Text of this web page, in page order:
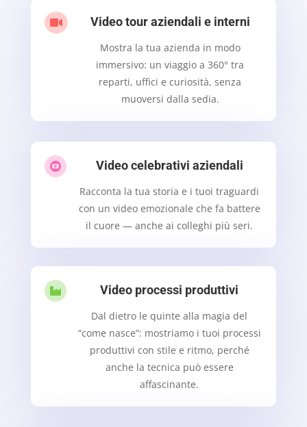
 Video tour aziendali e interni
Mostra la tua azienda in modo
immersivo: un viaggio a 360° tra
reparti, uffici e curiosità, senza
muoversi dalla sedia.
 Video celebrativi aziendali
Racconta la tua storia e i tuoi traguardi
con un video emozionale che fa battere
il cuore — anche ai colleghi più seri.
 Video processi produttivi
Dal dietro le quinte alla magia del
“come nasce”: mostriamo i tuoi processi
produttivi con stile e ritmo, perché
anche la tecnica può essere
affascinante.